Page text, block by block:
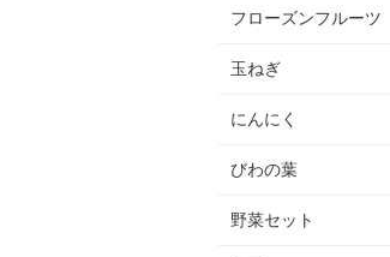
フローズンフルーツ
玉ねぎ
にんにく
びわの葉
野菜セット